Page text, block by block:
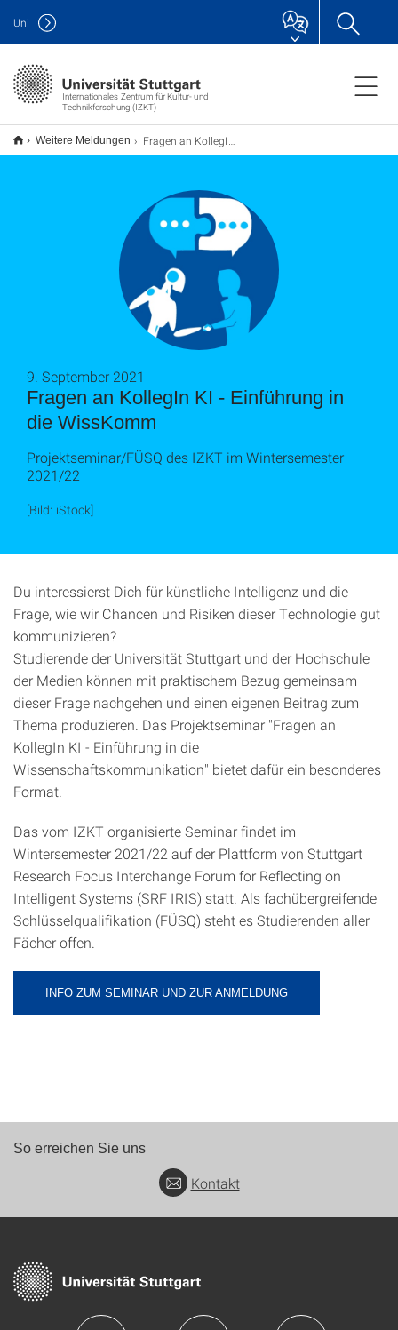
Internationales Zentrum für Kultur- und
Technikforschung (IZKT)
Uni
Weitere Meldungen Fragen an KollegIn KI - Einführung in die WissKomm
Fragen an KollegIn KI - Einführung in
die WissKomm
9. September 2021
Projektseminar/FÜSQ des IZKT im Wintersemester
2021/22
[Bild: iStock]
Du interessierst Dich für künstliche Intelligenz und die
Frage, wie wir Chancen und Risiken dieser Technologie gut
kommunizieren?
Studierende der Universität Stuttgart und der Hochschule
der Medien können mit praktischem Bezug gemeinsam
dieser Frage nachgehen und einen eigenen Beitrag zum
Thema produzieren. Das Projektseminar "Fragen an
KollegIn KI - Einführung in die
Wissenschaftskommunikation" bietet dafür ein besonderes
Format.
Das vom IZKT organisierte Seminar findet im
Wintersemester 2021/22 auf der Plattform von Stuttgart
Research Focus Interchange Forum for Reflecting on
Intelligent Systems (SRF IRIS) statt. Als fachübergreifende
Schlüsselqualifikation (FÜSQ) steht es Studierenden aller
Fächer offen.
INFO ZUM SEMINAR UND ZUR ANMELDUNG
So erreichen Sie uns
Kontakt